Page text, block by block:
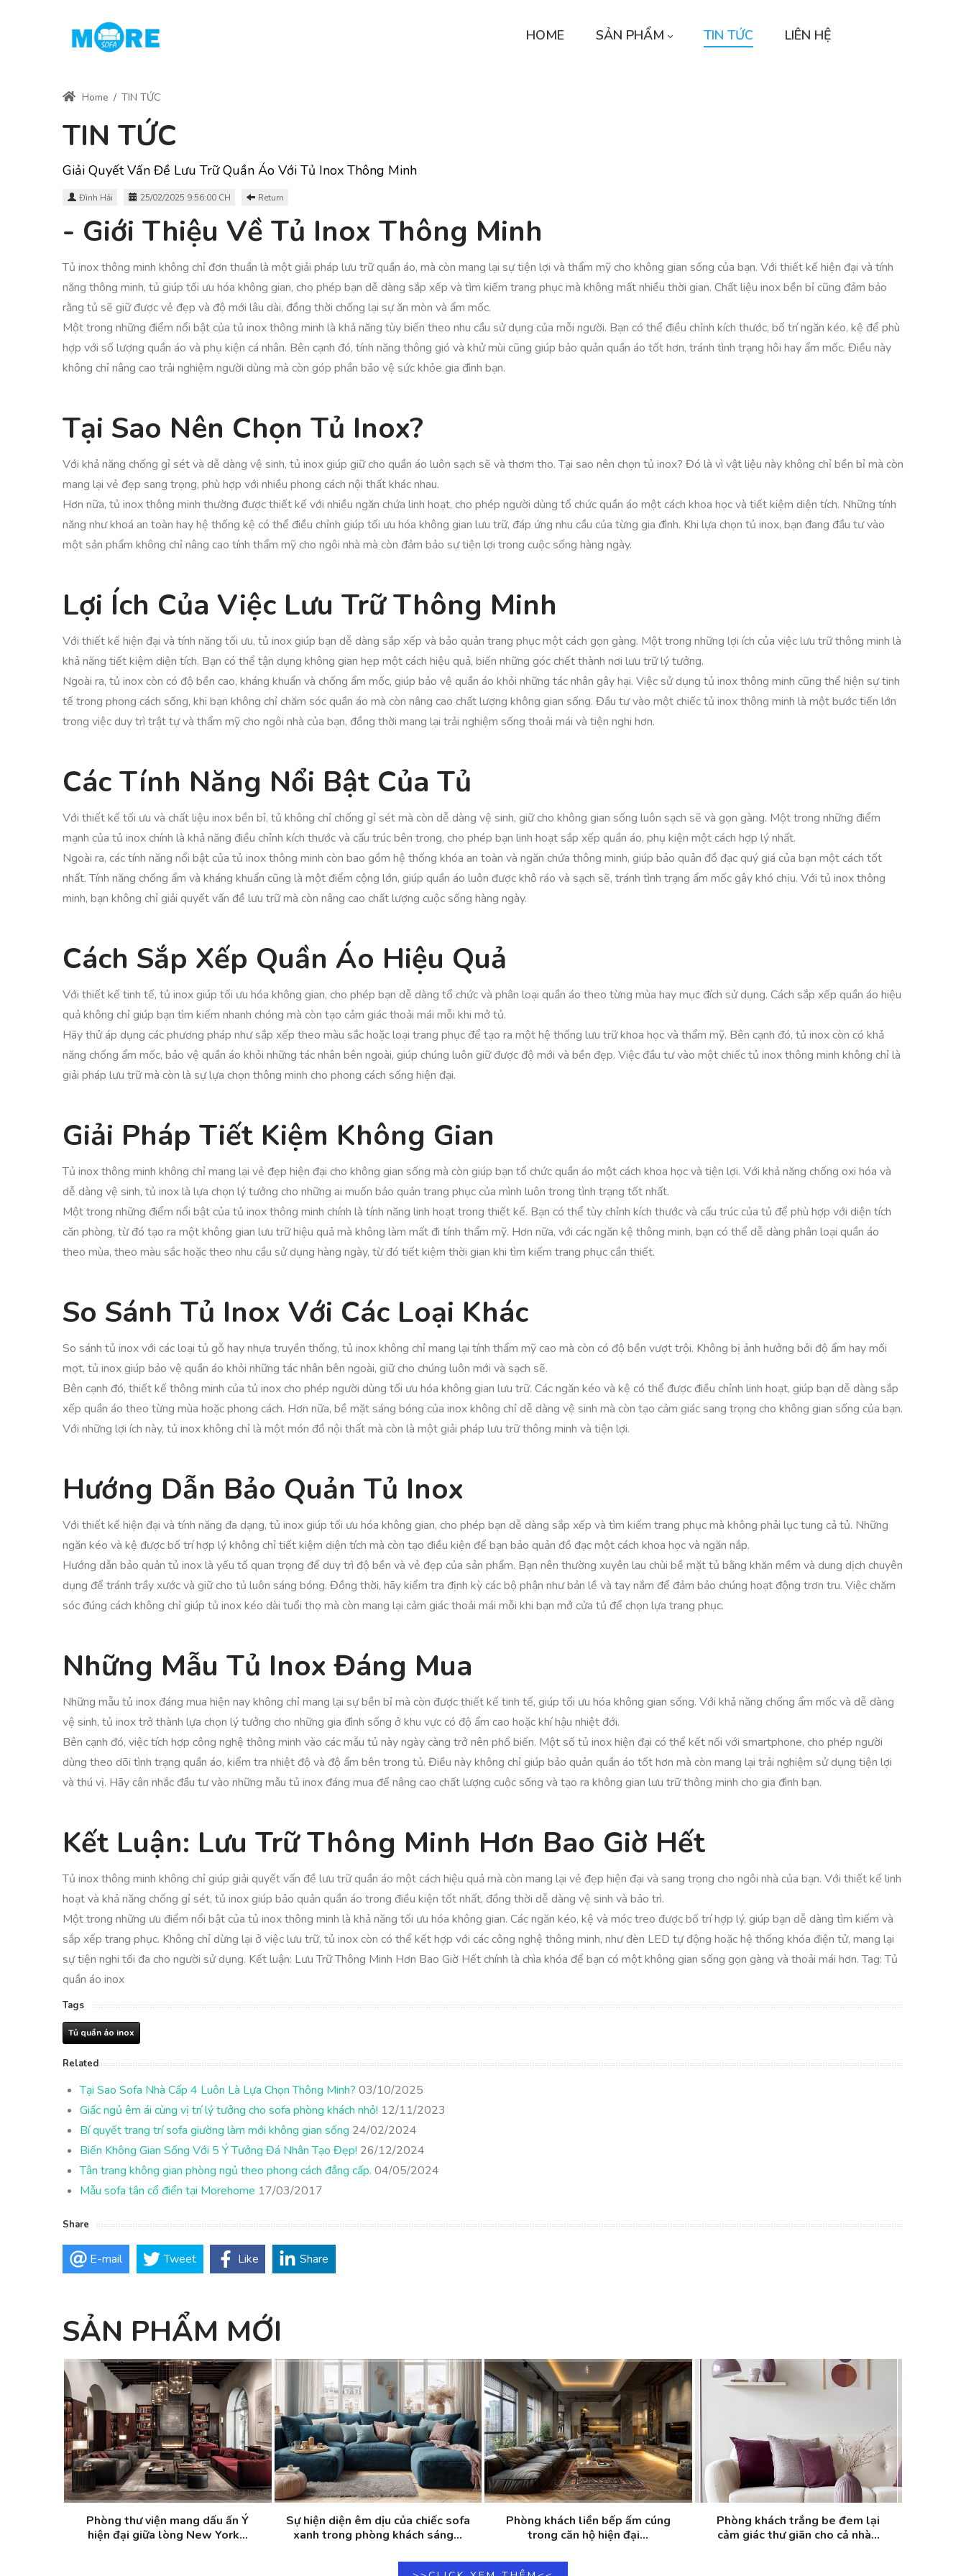
HOME SẢN PHẨM TIN TỨC LIÊN HỆ
Home / TIN TỨC
TIN TỨC
Giải Quyết Vấn Đề Lưu Trữ Quần Áo Với Tủ Inox Thông Minh
Đình Hải 25/02/2025 9:56:00 CH Return
- Giới Thiệu Về Tủ Inox Thông Minh
Tủ inox thông minh không chỉ đơn thuần là một giải pháp lưu trữ quần áo, mà còn mang lại sự tiện lợi và thẩm mỹ cho không gian sống của bạn. Với thiết kế hiện đại và tính
năng thông minh, tủ giúp tối ưu hóa không gian, cho phép bạn dễ dàng sắp xếp và tìm kiếm trang phục mà không mất nhiều thời gian. Chất liệu inox bền bỉ cũng đảm bảo
rằng tủ sẽ giữ được vẻ đẹp và độ mới lâu dài, đồng thời chống lại sự ăn mòn và ẩm mốc.
Một trong những điểm nổi bật của tủ inox thông minh là khả năng tùy biến theo nhu cầu sử dụng của mỗi người. Bạn có thể điều chỉnh kích thước, bố trí ngăn kéo, kệ để phù
hợp với số lượng quần áo và phụ kiện cá nhân. Bên cạnh đó, tính năng thông gió và khử mùi cũng giúp bảo quản quần áo tốt hơn, tránh tình trạng hôi hay ẩm mốc. Điều này
không chỉ nâng cao trải nghiệm người dùng mà còn góp phần bảo vệ sức khỏe gia đình bạn.
Tại Sao Nên Chọn Tủ Inox?
Với khả năng chống gỉ sét và dễ dàng vệ sinh, tủ inox giúp giữ cho quần áo luôn sạch sẽ và thơm tho. Tại sao nên chọn tủ inox? Đó là vì vật liệu này không chỉ bền bỉ mà còn
mang lại vẻ đẹp sang trọng, phù hợp với nhiều phong cách nội thất khác nhau.
Hơn nữa, tủ inox thông minh thường được thiết kế với nhiều ngăn chứa linh hoạt, cho phép người dùng tổ chức quần áo một cách khoa học và tiết kiệm diện tích. Những tính
năng như khoá an toàn hay hệ thống kệ có thể điều chỉnh giúp tối ưu hóa không gian lưu trữ, đáp ứng nhu cầu của từng gia đình. Khi lựa chọn tủ inox, bạn đang đầu tư vào
một sản phẩm không chỉ nâng cao tính thẩm mỹ cho ngôi nhà mà còn đảm bảo sự tiện lợi trong cuộc sống hàng ngày.
Lợi Ích Của Việc Lưu Trữ Thông Minh
Với thiết kế hiện đại và tính năng tối ưu, tủ inox giúp bạn dễ dàng sắp xếp và bảo quản trang phục một cách gọn gàng. Một trong những lợi ích của việc lưu trữ thông minh là
khả năng tiết kiệm diện tích. Bạn có thể tận dụng không gian hẹp một cách hiệu quả, biến những góc chết thành nơi lưu trữ lý tưởng.
Ngoài ra, tủ inox còn có độ bền cao, kháng khuẩn và chống ẩm mốc, giúp bảo vệ quần áo khỏi những tác nhân gây hại. Việc sử dụng tủ inox thông minh cũng thể hiện sự tinh
tế trong phong cách sống, khi bạn không chỉ chăm sóc quần áo mà còn nâng cao chất lượng không gian sống. Đầu tư vào một chiếc tủ inox thông minh là một bước tiến lớn
trong việc duy trì trật tự và thẩm mỹ cho ngôi nhà của bạn, đồng thời mang lại trải nghiệm sống thoải mái và tiện nghi hơn.
Các Tính Năng Nổi Bật Của Tủ
Với thiết kế tối ưu và chất liệu inox bền bỉ, tủ không chỉ chống gỉ sét mà còn dễ dàng vệ sinh, giữ cho không gian sống luôn sạch sẽ và gọn gàng. Một trong những điểm
mạnh của tủ inox chính là khả năng điều chỉnh kích thước và cấu trúc bên trong, cho phép bạn linh hoạt sắp xếp quần áo, phụ kiện một cách hợp lý nhất.
Ngoài ra, các tính năng nổi bật của tủ inox thông minh còn bao gồm hệ thống khóa an toàn và ngăn chứa thông minh, giúp bảo quản đồ đạc quý giá của bạn một cách tốt
nhất. Tính năng chống ẩm và kháng khuẩn cũng là một điểm cộng lớn, giúp quần áo luôn được khô ráo và sạch sẽ, tránh tình trạng ẩm mốc gây khó chịu. Với tủ inox thông
minh, bạn không chỉ giải quyết vấn đề lưu trữ mà còn nâng cao chất lượng cuộc sống hàng ngày.
Cách Sắp Xếp Quần Áo Hiệu Quả
Với thiết kế tinh tế, tủ inox giúp tối ưu hóa không gian, cho phép bạn dễ dàng tổ chức và phân loại quần áo theo từng mùa hay mục đích sử dụng. Cách sắp xếp quần áo hiệu
quả không chỉ giúp bạn tìm kiếm nhanh chóng mà còn tạo cảm giác thoải mái mỗi khi mở tủ.
Hãy thử áp dụng các phương pháp như sắp xếp theo màu sắc hoặc loại trang phục để tạo ra một hệ thống lưu trữ khoa học và thẩm mỹ. Bên cạnh đó, tủ inox còn có khả
năng chống ẩm mốc, bảo vệ quần áo khỏi những tác nhân bên ngoài, giúp chúng luôn giữ được độ mới và bền đẹp. Việc đầu tư vào một chiếc tủ inox thông minh không chỉ là
giải pháp lưu trữ mà còn là sự lựa chọn thông minh cho phong cách sống hiện đại.
Giải Pháp Tiết Kiệm Không Gian
Tủ inox thông minh không chỉ mang lại vẻ đẹp hiện đại cho không gian sống mà còn giúp bạn tổ chức quần áo một cách khoa học và tiện lợi. Với khả năng chống oxi hóa và
dễ dàng vệ sinh, tủ inox là lựa chọn lý tưởng cho những ai muốn bảo quản trang phục của mình luôn trong tình trạng tốt nhất.
Một trong những điểm nổi bật của tủ inox thông minh chính là tính năng linh hoạt trong thiết kế. Bạn có thể tùy chỉnh kích thước và cấu trúc của tủ để phù hợp với diện tích
căn phòng, từ đó tạo ra một không gian lưu trữ hiệu quả mà không làm mất đi tính thẩm mỹ. Hơn nữa, với các ngăn kệ thông minh, bạn có thể dễ dàng phân loại quần áo
theo mùa, theo màu sắc hoặc theo nhu cầu sử dụng hàng ngày, từ đó tiết kiệm thời gian khi tìm kiếm trang phục cần thiết.
So Sánh Tủ Inox Với Các Loại Khác
So sánh tủ inox với các loại tủ gỗ hay nhựa truyền thống, tủ inox không chỉ mang lại tính thẩm mỹ cao mà còn có độ bền vượt trội. Không bị ảnh hưởng bởi độ ẩm hay mối
mọt, tủ inox giúp bảo vệ quần áo khỏi những tác nhân bên ngoài, giữ cho chúng luôn mới và sạch sẽ.
Bên cạnh đó, thiết kế thông minh của tủ inox cho phép người dùng tối ưu hóa không gian lưu trữ. Các ngăn kéo và kệ có thể được điều chỉnh linh hoạt, giúp bạn dễ dàng sắp
xếp quần áo theo từng mùa hoặc phong cách. Hơn nữa, bề mặt sáng bóng của inox không chỉ dễ dàng vệ sinh mà còn tạo cảm giác sang trọng cho không gian sống của bạn.
Với những lợi ích này, tủ inox không chỉ là một món đồ nội thất mà còn là một giải pháp lưu trữ thông minh và tiện lợi.
Hướng Dẫn Bảo Quản Tủ Inox
Với thiết kế hiện đại và tính năng đa dạng, tủ inox giúp tối ưu hóa không gian, cho phép bạn dễ dàng sắp xếp và tìm kiếm trang phục mà không phải lục tung cả tủ. Những
ngăn kéo và kệ được bố trí hợp lý không chỉ tiết kiệm diện tích mà còn tạo điều kiện để bạn bảo quản đồ đạc một cách khoa học và ngăn nắp.
Hướng dẫn bảo quản tủ inox là yếu tố quan trọng để duy trì độ bền và vẻ đẹp của sản phẩm. Bạn nên thường xuyên lau chùi bề mặt tủ bằng khăn mềm và dung dịch chuyên
dụng để tránh trầy xước và giữ cho tủ luôn sáng bóng. Đồng thời, hãy kiểm tra định kỳ các bộ phận như bản lề và tay nắm để đảm bảo chúng hoạt động trơn tru. Việc chăm
sóc đúng cách không chỉ giúp tủ inox kéo dài tuổi thọ mà còn mang lại cảm giác thoải mái mỗi khi bạn mở cửa tủ để chọn lựa trang phục.
Những Mẫu Tủ Inox Đáng Mua
Những mẫu tủ inox đáng mua hiện nay không chỉ mang lại sự bền bỉ mà còn được thiết kế tinh tế, giúp tối ưu hóa không gian sống. Với khả năng chống ẩm mốc và dễ dàng
vệ sinh, tủ inox trở thành lựa chọn lý tưởng cho những gia đình sống ở khu vực có độ ẩm cao hoặc khí hậu nhiệt đới.
Bên cạnh đó, việc tích hợp công nghệ thông minh vào các mẫu tủ này ngày càng trở nên phổ biến. Một số tủ inox hiện đại có thể kết nối với smartphone, cho phép người
dùng theo dõi tình trạng quần áo, kiểm tra nhiệt độ và độ ẩm bên trong tủ. Điều này không chỉ giúp bảo quản quần áo tốt hơn mà còn mang lại trải nghiệm sử dụng tiện lợi
và thú vị. Hãy cân nhắc đầu tư vào những mẫu tủ inox đáng mua để nâng cao chất lượng cuộc sống và tạo ra không gian lưu trữ thông minh cho gia đình bạn.
Kết Luận: Lưu Trữ Thông Minh Hơn Bao Giờ Hết
Tủ inox thông minh không chỉ giúp giải quyết vấn đề lưu trữ quần áo một cách hiệu quả mà còn mang lại vẻ đẹp hiện đại và sang trọng cho ngôi nhà của bạn. Với thiết kế linh
hoạt và khả năng chống gỉ sét, tủ inox giúp bảo quản quần áo trong điều kiện tốt nhất, đồng thời dễ dàng vệ sinh và bảo trì.
Một trong những ưu điểm nổi bật của tủ inox thông minh là khả năng tối ưu hóa không gian. Các ngăn kéo, kệ và móc treo được bố trí hợp lý, giúp bạn dễ dàng tìm kiếm và
sắp xếp trang phục. Không chỉ dừng lại ở việc lưu trữ, tủ inox còn có thể kết hợp với các công nghệ thông minh, như đèn LED tự động hoặc hệ thống khóa điện tử, mang lại
sự tiện nghi tối đa cho người sử dụng. Kết luận: Lưu Trữ Thông Minh Hơn Bao Giờ Hết chính là chìa khóa để bạn có một không gian sống gọn gàng và thoải mái hơn. Tag: Tủ
quần áo inox
Tags
Tủ quần áo inox
Related
Tại Sao Sofa Nhà Cấp 4 Luôn Là Lựa Chọn Thông Minh? 03/10/2025
Giấc ngủ êm ái cùng vị trí lý tưởng cho sofa phòng khách nhỏ! 12/11/2023
Bí quyết trang trí sofa giường làm mới không gian sống 24/02/2024
Biến Không Gian Sống Với 5 Ý Tưởng Đá Nhân Tạo Đẹp! 26/12/2024
Tân trang không gian phòng ngủ theo phong cách đẳng cấp. 04/05/2024
Mẫu sofa tân cổ điển tại Morehome 17/03/2017
Share
E-mail Tweet Like Share
SẢN PHẨM MỚI
Phòng thư viện mang dấu ấn Ý
hiện đại giữa lòng New York...
Sự hiện diện êm dịu của chiếc sofa
xanh trong phòng khách sáng...
Phòng khách liền bếp ấm cúng
trong căn hộ hiện đại...
Phòng khách trắng be đem lại
cảm giác thư giãn cho cả nhà...